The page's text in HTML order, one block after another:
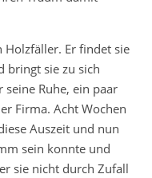
Holzfäller. Er findet sie
bringt sie zu sich
Ruhe, ein paar
Firma. Acht Wochen
Auszeit und nun
sein konnte und
sie nicht durch Zufall